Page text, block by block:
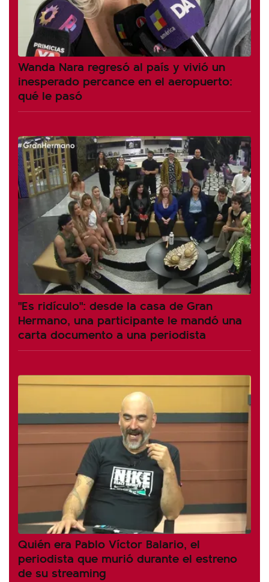
Wanda Nara regresó al país y vivió un
inesperado percance en el aeropuerto:
qué le pasó
"Es ridículo": desde la casa de Gran
Hermano, una participante le mandó una
carta documento a una periodista
Quién era Pablo Víctor Balario, el
periodista que murió durante el estreno
de su streaming